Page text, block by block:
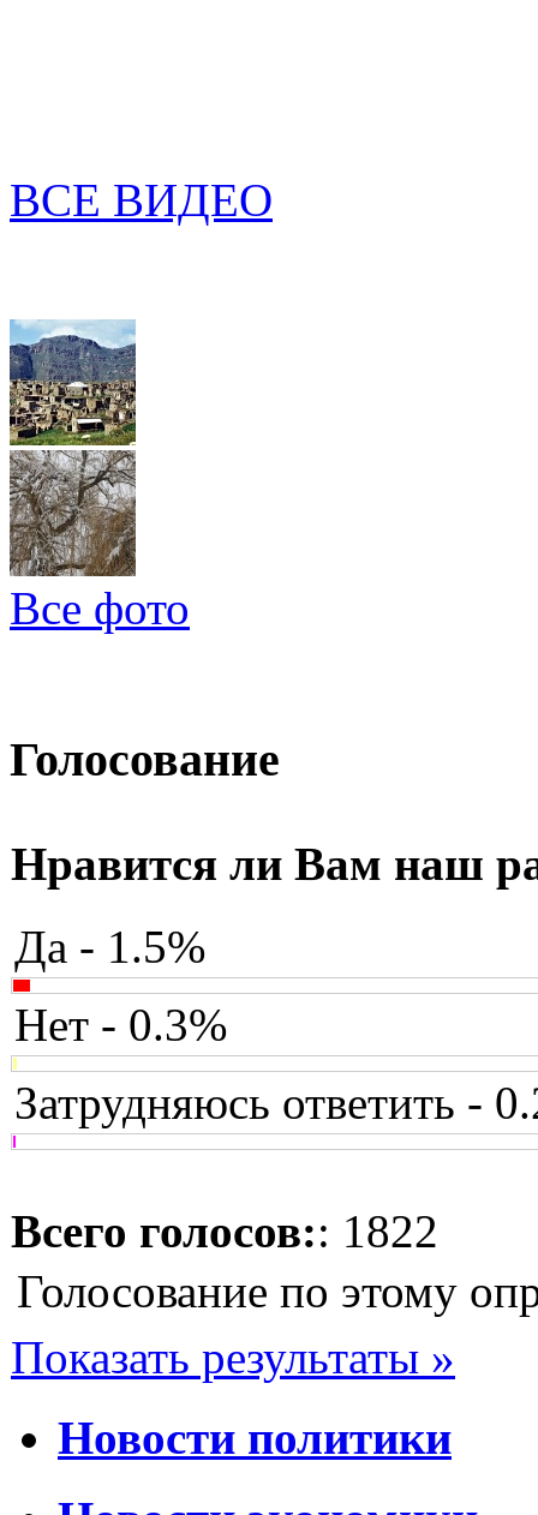
ВСЕ ВИДЕО
Все фото
Голосование
Нравится ли Вам наш
Да - 1.5%
Нет - 0.3%
Затрудняюсь ответить -
Всего голосов:: 1822
Голосование по этому
Показать результаты »
Новости политики